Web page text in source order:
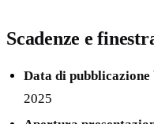
Scadenze e
Data di pubblicazione
2025